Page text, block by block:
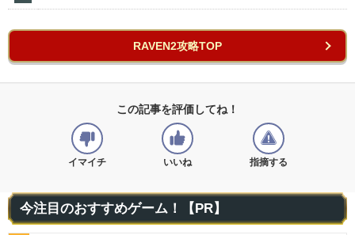
RAVEN2攻略TOP
この記事を評価してね！
イマイチ いいね 指摘する
今注目のおすすめゲーム！【PR】